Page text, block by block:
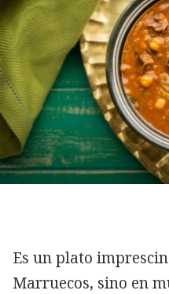
Es un plato
Marruecos, sino en